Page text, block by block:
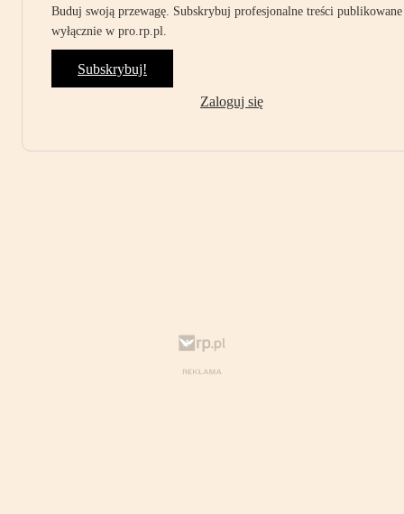
Buduj swoją przewagę. Subskrybuj profesjonalne treści publikowane
wyłącznie w pro.rp.pl.
Subskrybuj!
Zaloguj się